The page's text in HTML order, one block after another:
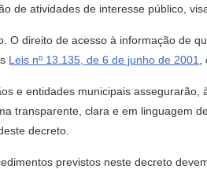
de atividades de interesse público,
O direito de acesso à informação de
Leis nº 13.135, de 6 de junho de 2001
e entidades municipais
transparente, clara e em linguagem
decreto.
previstos neste decreto